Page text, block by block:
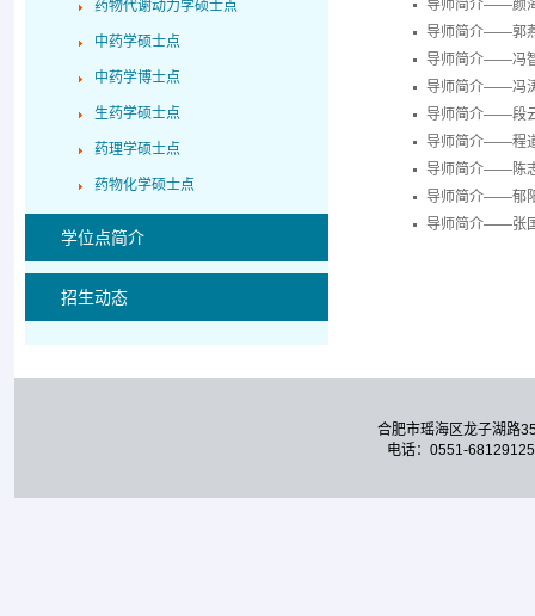
药物代谢动力学硕士点
中药学硕士点
中药学博士点
生药学硕士点
药理学硕士点
药物化学硕士点
学位点简介
招生动态
导师简介——颜
导师简介——郭
导师简介——冯
导师简介——冯
导师简介——段
导师简介——程
导师简介——陈
导师简介——郁
导师简介——张
合肥市瑶海区龙子湖路
电话：0551-